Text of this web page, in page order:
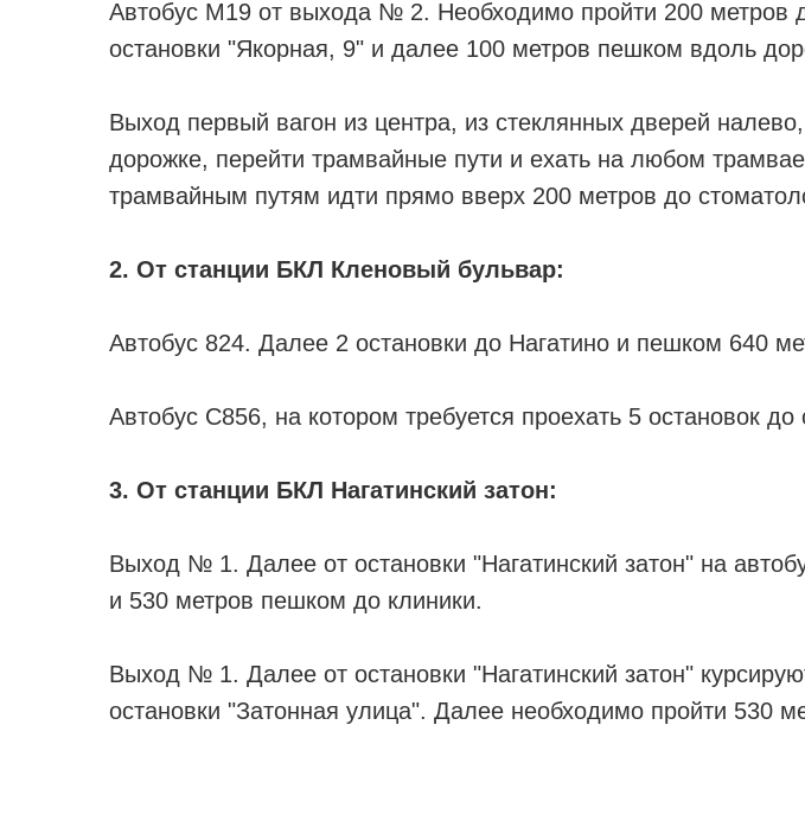
Автобус М19 от выхода № 2. Необходимо пройти 200 метров
остановки "Якорная, 9" и далее 100 метров пешком вдоль
Выход первый вагон из центра, из стеклянных дверей
дорожке, перейти трамвайные пути и ехать на любом
трамвайным путям идти прямо вверх 200 метров до
2. От станции БКЛ Кленовый бульвар:
Автобус 824. Далее 2 остановки до Нагатино и пешком 640
Автобус С856, на котором требуется проехать 5 остановок
3. От станции БКЛ Нагатинский затон:
Выход № 1. Далее от остановки "Нагатинский затон" на
и 530 метров пешком до клиники.
Выход № 1. Далее от остановки "Нагатинский затон"
остановки "Затонная улица". Далее необходимо пройти 530